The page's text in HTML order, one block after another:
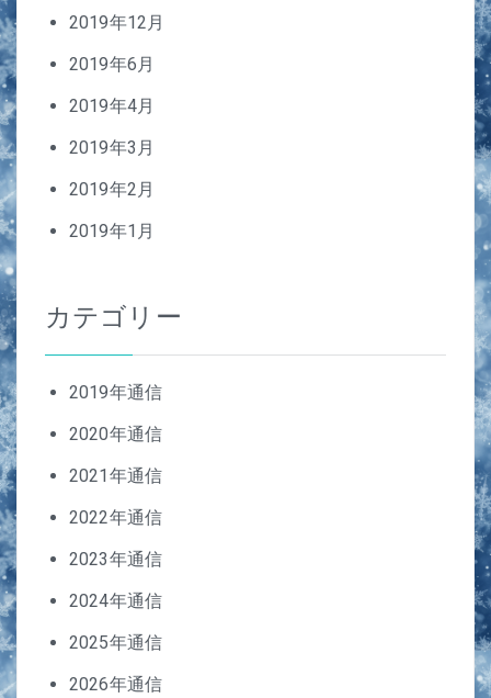
2019年12月
2019年6月
2019年4月
2019年3月
2019年2月
2019年1月
カテゴリー
2019年通信
2020年通信
2021年通信
2022年通信
2023年通信
2024年通信
2025年通信
2026年通信